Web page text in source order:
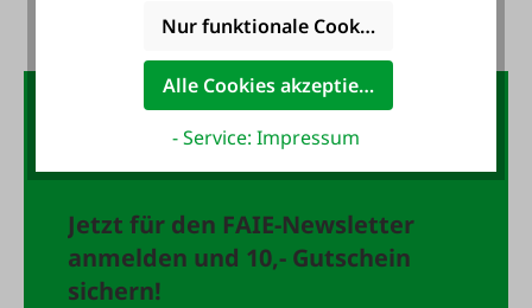
Der FAIE-Newsletter:
10,- Gutschein
Jetzt für den FAIE-Newsletter
anmelden und 10,- Gutschein
sichern!
Nur funktionale Cookies akzeptieren
Alle Cookies akzeptieren
- Service: Impressum